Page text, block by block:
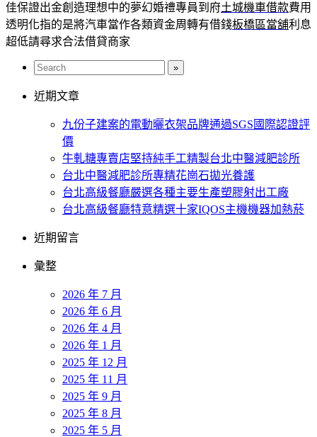
佳保證出金創造理想中的夢幻婚禮專員到府土城機車借款費用
透明化指的是將汽車當作各類資金周轉有借錢板橋區當舖利息
超低請尋求合法借貸商家
近期文章
九份子建案的電動曬衣架品牌通過SGS國際認證評
價
牛軋糖專賣店堅持純手工精製台北中醫減肥診所
台北中醫減肥診所專精花崗石拋光養護
台北高級餐廳嚴選各種主要生產塑膠射出工廠
台北高級餐廳特意精選十家IQOS主機機器加熱菸
近期留言
彙整
2026 年 7 月
2026 年 6 月
2026 年 4 月
2026 年 1 月
2025 年 12 月
2025 年 11 月
2025 年 9 月
2025 年 8 月
2025 年 5 月